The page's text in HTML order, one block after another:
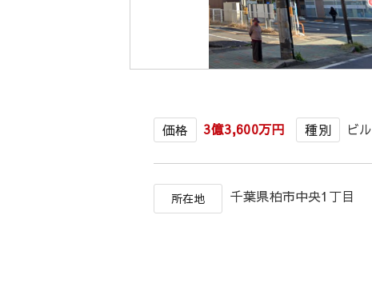
価格 3億3,600万円 種別 ビル
所在地 千葉県柏市中央1丁目